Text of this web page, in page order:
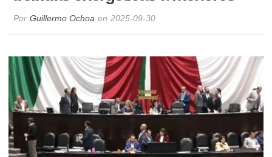
Por Guillermo Ochoa en 2025-09-30